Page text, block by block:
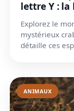
lettre Y :
Explorez le
mystérieux
détaille ces
ANIMAUX